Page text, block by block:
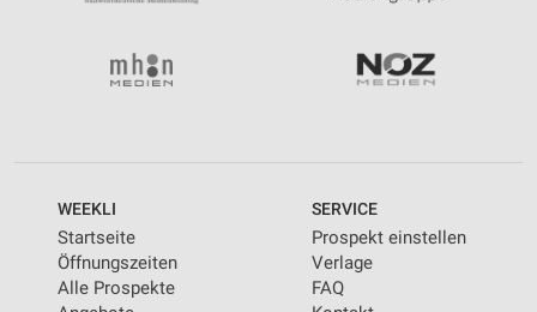
WEEKLI
Startseite
Öffnungszeiten
Alle Prospekte
SERVICE
Prospekt einstellen
Verlage
FAQ